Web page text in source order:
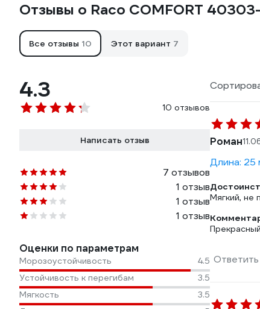
Отзывы о Raco COMFORT
Все отзывы 10 Этот вариант 7
4.3
10 отзывов
Написать отзыв
7 отзывов
1 отзыв
1 отзыв
1 отзыв
Оценки по параметрам
Морозоустойчивость
4.5
Устойчивость к перегибам
3.5
Мягкость
3.5
Роман
Длина: 25
Мягкий, не
Ответить